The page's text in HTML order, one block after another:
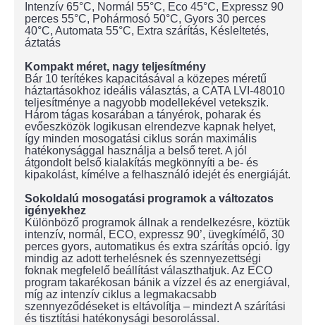
Intenzív 65°C, Normál 55°C, Eco 45°C, Expressz 90
perces 55°C, Pohármosó 50°C, Gyors 30 perces
40°C, Automata 55°C, Extra szárítás, Késleltetés,
áztatás
Kompakt méret, nagy teljesítmény
Bár 10 terítékes kapacitásával a közepes méretű
háztartásokhoz ideális választás, a CATA LVI-48010
teljesítménye a nagyobb modellekével vetekszik.
Három tágas kosarában a tányérok, poharak és
evőeszközök logikusan elrendezve kapnak helyet,
így minden mosogatási ciklus során maximális
hatékonysággal használja a belső teret. A jól
átgondolt belső kialakítás megkönnyíti a be- és
kipakolást, kímélve a felhasználó idejét és energiáját.
Sokoldalú mosogatási programok a változatos
igényekhez
Különböző programok állnak a rendelkezésre, köztük
intenzív, normál, ECO, expressz 90’, üvegkímélő, 30
perces gyors, automatikus és extra szárítás opció. Így
mindig az adott terhelésnek és szennyezettségi
foknak megfelelő beállítást választhatjuk. Az ECO
program takarékosan bánik a vízzel és az energiával,
míg az intenzív ciklus a legmakacsabb
szennyeződéseket is eltávolítja – mindezt A szárítási
és tisztítási hatékonysági besorolással.